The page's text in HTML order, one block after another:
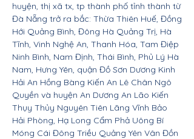
huyện, thị xã tx, tp thành phố tỉnh thành từ
Đà Nẵng trở ra bắc: Thừa Thiên Huế, Đồng
Hới Quảng Bình, Đông Hà Quảng Trị, Hà
Tĩnh, Vinh Nghệ An, Thanh Hóa, Tam Điệp
Ninh Bình, Nam Định, Thái Bình, Phủ Lý Hà
Nam, Hưng Yên, quận Đồ Sơn Dương Kinh
Hải An Hồng Bàng Kiến An Lê Chân Ngô
Quyền và huyện An Dương An Lão Kiến
Thụy Thủy Nguyên Tiên Lãng Vĩnh Bảo
Hải Phòng, Hạ Long Cẩm Phả Uông Bí
Móng Cái Đông Triều Quảng Yên Vân Đồn